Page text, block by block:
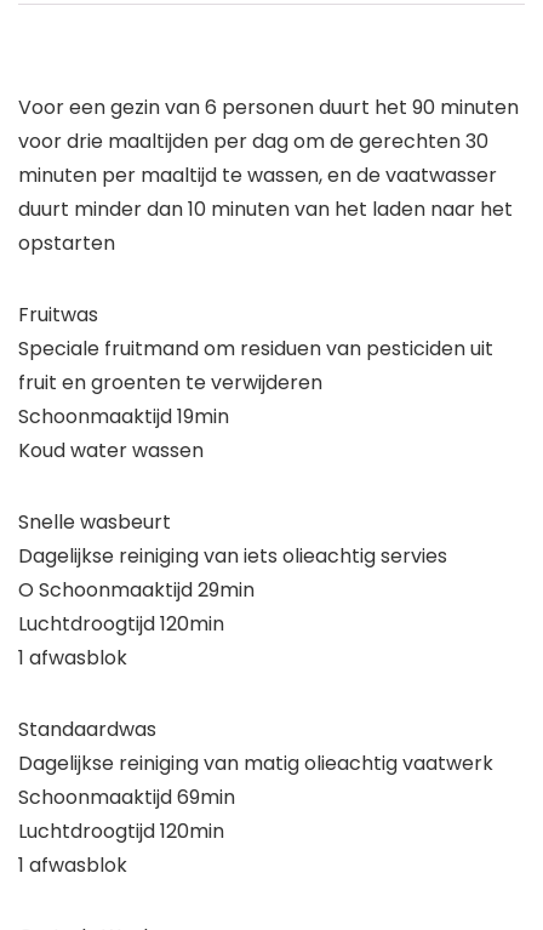
Voor een gezin van 6 personen duurt het 90 minuten
voor drie maaltijden per dag om de gerechten 30
minuten per maaltijd te wassen, en de vaatwasser
duurt minder dan 10 minuten van het laden naar het
opstarten
Fruitwas
Speciale fruitmand om residuen van pesticiden uit
fruit en groenten te verwijderen
Schoonmaaktijd 19min
Koud water wassen
Snelle wasbeurt
Dagelijkse reiniging van iets olieachtig servies
O Schoonmaaktijd 29min
Luchtdroogtijd 120min
1 afwasblok
Standaardwas
Dagelijkse reiniging van matig olieachtig vaatwerk
Schoonmaaktijd 69min
Luchtdroogtijd 120min
1 afwasblok